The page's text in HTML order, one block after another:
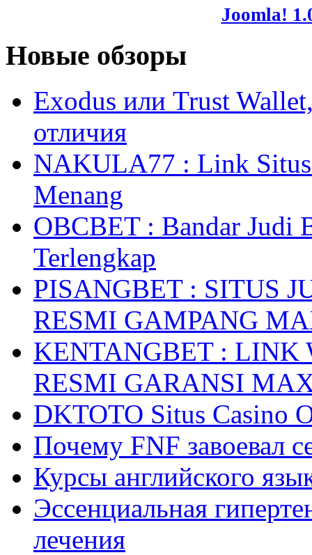
Joomla!
Новые обзоры
Exodus или Trust
отличия
NAKULA77 : Link Situs
Menang
OBCBET : Bandar Judi
Terlengkap
PISANGBET : SITUS
RESMI GAMPANG
KENTANGBET : LINK
RESMI GARANSI
DKTOTO Situs Casino
Почему FNF завоевал
Курсы английского
Эссенциальная
лечения